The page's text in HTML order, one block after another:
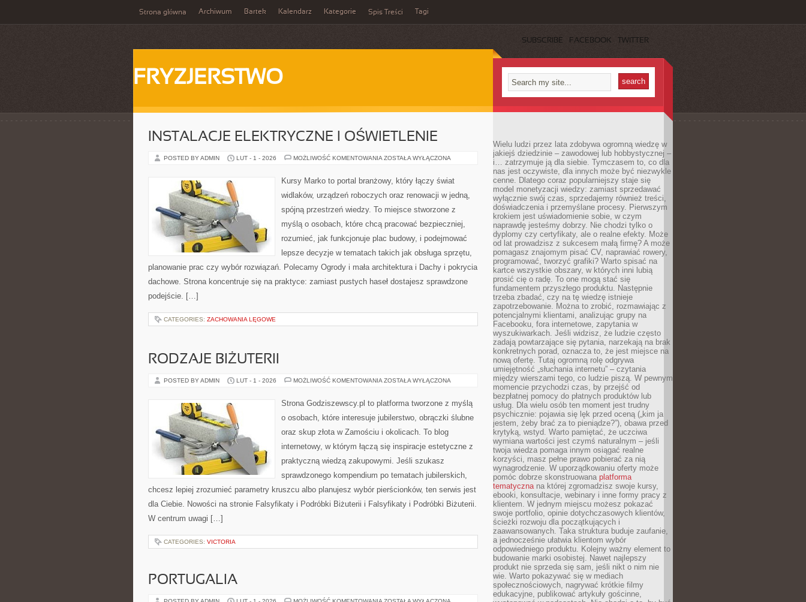
Strona główna Archiwum Bartek Kalendarz Kategorie Spis Treści Tagi
SUBSCRIBE FACEBOOK TWITTER
FRYZJERSTWO
INSTALACJE ELEKTRYCZNE I OŚWIETLENIE
POSTED BY ADMIN LUT - 1 - 2026 MOŻLIWOŚĆ KOMENTOWANIA INSTALACJE
OŚWIETLENIE
ZOSTAŁA WYŁĄCZONA
Kursy Marko to portal branżowy, który łączy świat
widlaków, urządzeń roboczych oraz renowacji w jedną,
spójną przestrzeń wiedzy. To miejsce stworzone z
myślą o osobach, które chcą pracować bezpieczniej,
rozumieć, jak funkcjonuje plac budowy, i podejmować
lepsze decyzje w tematach takich jak obsługa sprzętu,
planowanie prac czy wybór rozwiązań. Polecamy Ogrody i mała architektura i Dachy i pokrycia
dachowe. Strona koncentruje się na praktyce: zamiast pustych haseł dostajesz sprawdzone
podejście. […]
CATEGORIES: ZACHOWANIA LĘGOWE
RODZAJE BIŻUTERII
POSTED BY ADMIN LUT - 1 - 2026 MOŻLIWOŚĆ KOMENTOWANIA RODZAJE
ZOSTAŁA WYŁĄCZONA
Strona Godziszewscy.pl to platforma tworzone z myślą
o osobach, które interesuje jubilerstwo, obrączki ślubne
oraz skup złota w Zamościu i okolicach. To blog
internetowy, w którym łączą się inspiracje estetyczne z
praktyczną wiedzą zakupowymi. Jeśli szukasz
sprawdzonego kompendium po tematach jubilerskich,
chcesz lepiej zrozumieć parametry kruszcu albo planujesz wybór pierścionków, ten serwis jest
dla Ciebie. Nowości na stronie Falsyfikaty i Podróbki Biżuterii i Falsyfikaty i Podróbki Biżuterii.
W centrum uwagi […]
CATEGORIES: VICTORIA
PORTUGALIA
PORTUGALIA
Wielu ludzi przez lata zdobywa ogromną wiedzę w
jakiejś dziedzinie – zawodowej lub hobbystycznej –
i… zatrzymuje ją dla siebie. Tymczasem to, co dla
nas jest oczywiste, dla innych może być niezwykle
cenne. Dlatego coraz popularniejszy staje się
model monetyzacji wiedzy: zamiast sprzedawać
wyłącznie swój czas, sprzedajemy również treści,
doświadczenia i przemyślane procesy. Pierwszym
krokiem jest uświadomienie sobie, w czym
naprawdę jesteśmy dobrzy. Nie chodzi tylko o
dyplomy czy certyfikaty, ale o realne efekty. Może
od lat prowadzisz z sukcesem małą firmę? A może
pomagasz znajomym pisać CV, naprawiać rowery,
programować, tworzyć grafiki? Warto spisać na
kartce wszystkie obszary, w których inni lubią
prosić cię o radę. To one mogą stać się
fundamentem przyszłego produktu. Następnie
trzeba zbadać, czy na tę wiedzę istnieje
zapotrzebowanie. Można to zrobić, rozmawiając z
potencjalnymi klientami, analizując grupy na
Facebooku, fora internetowe, zapytania w
wyszukiwarkach. Jeśli widzisz, że ludzie często
zadają powtarzające się pytania, narzekają na brak
konkretnych porad, oznacza to, że jest miejsce na
nową ofertę. Tutaj ogromną rolę odgrywa
umiejętność „słuchania internetu” – czytania
między wierszami tego, co ludzie piszą. W pewnym
momencie przychodzi czas, by przejść od
bezpłatnej pomocy do płatnych produktów lub
usług. Dla wielu osób ten moment jest trudny
psychicznie: pojawia się lęk przed oceną („kim ja
jestem, żeby brać za to pieniądze?”), obawa przed
krytyką, wstyd. Warto pamiętać, że uczciwa
wymiana wartości jest czymś naturalnym – jeśli
twoja wiedza pomaga innym osiągać realne
korzyści, masz pełne prawo pobierać za nią
wynagrodzenie. W uporządkowaniu oferty może
pomóc dobrze skonstruowana platforma
tematycznana której zgromadzisz swoje kursy,
ebooki, konsultacje, webinary i inne formy pracy z
klientem. W jednym miejscu możesz pokazać
swoje portfolio, opinie dotychczasowych klientów,
ścieżki rozwoju dla początkujących i
zaawansowanych. Taka struktura buduje zaufanie,
a jednocześnie ułatwia klientom wybór
odpowiedniego produktu. Kolejny ważny element to
budowanie marki osobistej. Nawet najlepszy
produkt nie sprzeda się sam, jeśli nikt o nim nie
wie. Warto pokazywać się w mediach
społecznościowych, nagrywać krótkie filmy
edukacyjne, publikować artykuły gościnne,